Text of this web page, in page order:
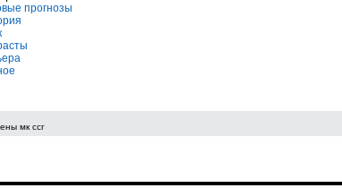
прогнозы
мк ссг